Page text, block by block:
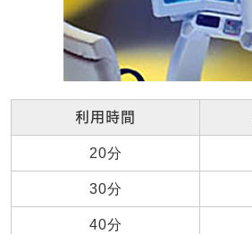
利用時間
20分
30分
40分